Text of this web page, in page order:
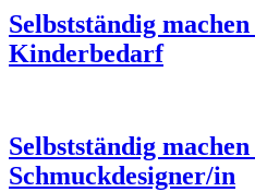
Selbstständig
Kinderbedarf
Selbstständig machen
Schmuckdesigner/in